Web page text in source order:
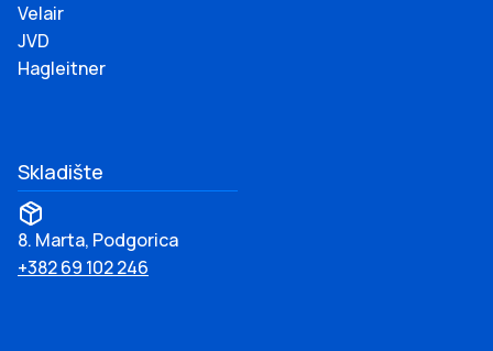
Velair
JVD
Hagleitner
Skladište
8. Marta, Podgorica
+382 69 102 246